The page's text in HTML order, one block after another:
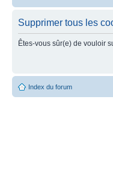
Supprimer tous les
Êtes-vous sûr(e) de vouloir
Index du forum